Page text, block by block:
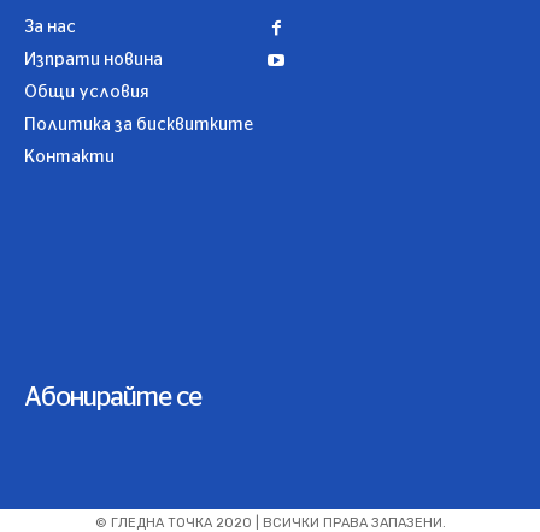
За нас
Изпрати новина
Общи условия
Политика за бисквитките
Контакти
Абонирайте се
© ГЛЕДНА ТОЧКА 2020 | ВСИЧКИ ПРАВА ЗАПАЗЕНИ.